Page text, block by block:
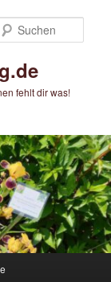
fehlt dir was!